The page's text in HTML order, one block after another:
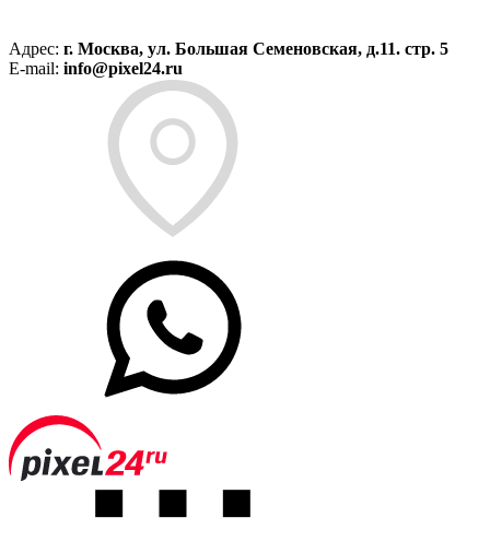
Адрес: г. Москва, ул. Большая Семеновская, д.11. стр. 5
E-mail: info@pixel24.ru